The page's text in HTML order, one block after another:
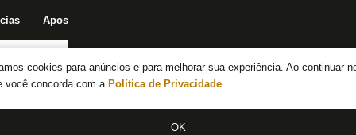
cookies para anúncios e para melhorar sua experiência. Ao continuar
você concorda com a Política de Privacidade .
OK
Apostas
Notícias do Botafogo
Fórum